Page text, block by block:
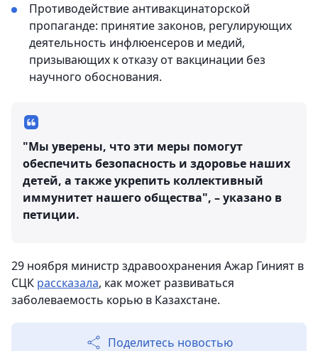
Противодействие антивакцинаторской
пропаганде: принятие законов, регулирующих
деятельность инфлюенсеров и медий,
призывающих к отказу от вакцинации без
научного обоснования.
"Мы уверены, что эти меры помогут
обеспечить безопасность и здоровье наших
детей, а также укрепить коллективный
иммунитет нашего общества", – указано в
петиции.
29 ноября министр здравоохранения Ажар Гиният в
СЦК рассказала, как может развиваться
заболеваемость корью в Казахстане.
Поделитесь новостью